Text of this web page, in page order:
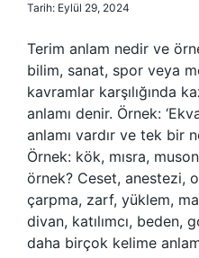
Tarih: Eylül 29, 2024
Terim anlam nedir ve
bilim, sanat, spor veya
kavramlar karşılığında
anlamı denir. Örnek:
anlamı vardır ve tek bir
Örnek: kök, mısra,
örnek? Ceset, anestezi,
çarpma, zarf, yüklem,
divan, katılımcı, beden,
daha birçok kelime